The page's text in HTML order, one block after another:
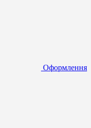
Оформлення